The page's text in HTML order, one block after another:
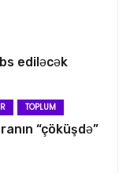
ediləcək
TOPLUM
“çöküşdə”